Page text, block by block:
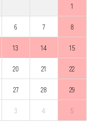
1
6 7 8
13 14 15
20 21 22
27 28 29
3 4 5